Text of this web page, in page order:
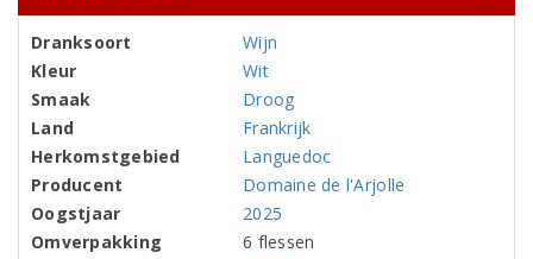
Dranksoort
Wijn
Kleur
Wit
Smaak
Droog
Land
Frankrijk
Herkomstgebied
Languedoc
Producent
Domaine de l'Arjolle
Oogstjaar
2025
Omverpakking
6 flessen